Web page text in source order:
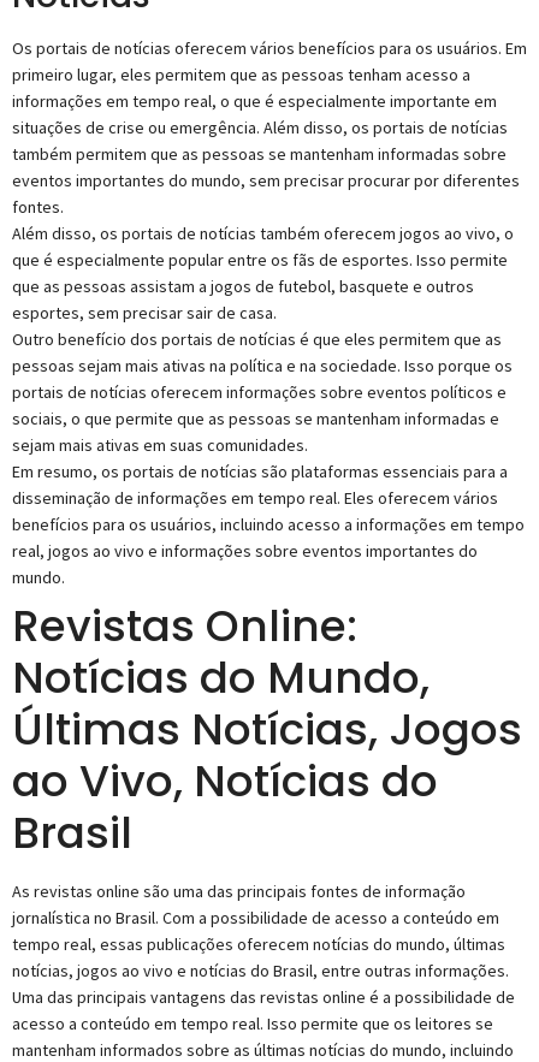
Os portais de notícias oferecem vários benefícios para os usuários. Em
primeiro lugar, eles permitem que as pessoas tenham acesso a
informações em tempo real, o que é especialmente importante em
situações de crise ou emergência. Além disso, os portais de notícias
também permitem que as pessoas se mantenham informadas sobre
eventos importantes do mundo, sem precisar procurar por diferentes
fontes.
Além disso, os portais de notícias também oferecem jogos ao vivo, o
que é especialmente popular entre os fãs de esportes. Isso permite
que as pessoas assistam a jogos de futebol, basquete e outros
esportes, sem precisar sair de casa.
Outro benefício dos portais de notícias é que eles permitem que as
pessoas sejam mais ativas na política e na sociedade. Isso porque os
portais de notícias oferecem informações sobre eventos políticos e
sociais, o que permite que as pessoas se mantenham informadas e
sejam mais ativas em suas comunidades.
Em resumo, os portais de notícias são plataformas essenciais para a
disseminação de informações em tempo real. Eles oferecem vários
benefícios para os usuários, incluindo acesso a informações em tempo
real, jogos ao vivo e informações sobre eventos importantes do
mundo.
Revistas Online:
Notícias do Mundo,
Últimas Notícias, Jogos
ao Vivo, Notícias do
Brasil
As revistas online são uma das principais fontes de informação
jornalística no Brasil. Com a possibilidade de acesso a conteúdo em
tempo real, essas publicações oferecem notícias do mundo, últimas
notícias, jogos ao vivo e notícias do Brasil, entre outras informações.
Uma das principais vantagens das revistas online é a possibilidade de
acesso a conteúdo em tempo real. Isso permite que os leitores se
mantenham informados sobre as últimas notícias do mundo, incluindo